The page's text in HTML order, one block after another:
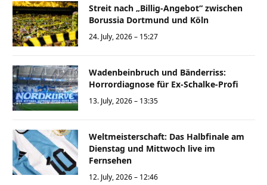
Streit nach „Billig-Angebot“ zwischen
Borussia Dortmund und Köln
24. July, 2026 – 15:27
Wadenbeinbruch und Bänderriss:
Horrordiagnose für Ex-Schalke-Profi
13. July, 2026 – 13:35
Weltmeisterschaft: Das Halbfinale am
Dienstag und Mittwoch live im
Fernsehen
12. July, 2026 – 12:46